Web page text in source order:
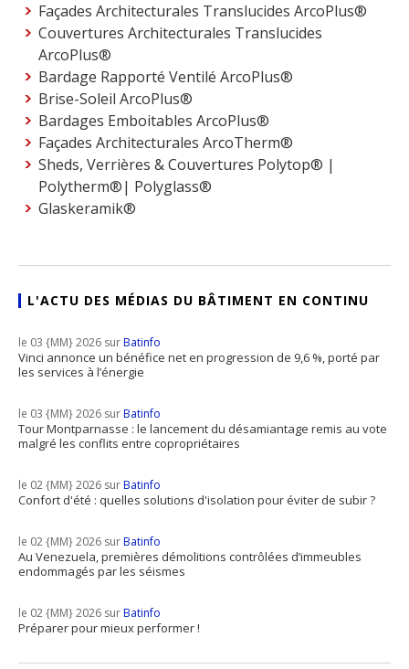
Façades Architecturales Translucides ArcoPlus®
Couvertures Architecturales Translucides
ArcoPlus®
Bardage Rapporté Ventilé ArcoPlus®
Brise-Soleil ArcoPlus®
Bardages Emboitables ArcoPlus®
Façades Architecturales ArcoTherm®
Sheds, Verrières & Couvertures Polytop® |
Polytherm®| Polyglass®
Glaskeramik®
L'ACTU DES MÉDIAS DU BÂTIMENT EN CONTINU
le 03 {MM} 2026 surBatinfo
Vinci annonce un bénéfice net en progression de 9,6 %, porté par
les services à l’énergie
le 03 {MM} 2026 surBatinfo
Tour Montparnasse : le lancement du désamiantage remis au vote
malgré les conflits entre copropriétaires
le 02 {MM} 2026 surBatinfo
Confort d'été : quelles solutions d'isolation pour éviter de subir ?
le 02 {MM} 2026 surBatinfo
Au Venezuela, premières démolitions contrôlées d’immeubles
endommagés par les séismes
le 02 {MM} 2026 surBatinfo
Préparer pour mieux performer !